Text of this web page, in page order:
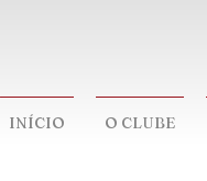
INÍCIO O CLUBE